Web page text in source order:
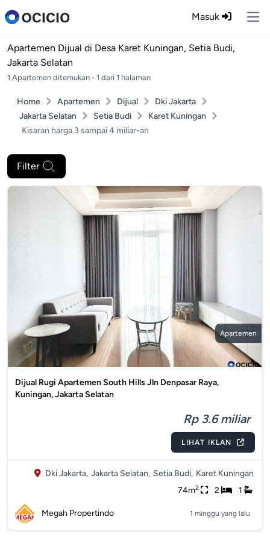
Masuk
Apartemen Dijual di Desa Karet Kuningan, Setia Budi,
Jakarta Selatan
1 Apartemen ditemukan - 1 dari 1 halaman
Home Apartemen Dijual
Dki Jakarta
Jakarta Selatan
Setia Budi
Karet Kuningan
Kisaran harga 3 sampai 4 miliar-an
Filter
Apartemen
Dijual Rugi Apartemen South Hills Jln Denpasar Raya,
Kuningan, Jakarta Selatan
Rp 3.6 miliar
LIHAT IKLAN
Dki Jakarta, Jakarta Selatan, Setia Budi, Karet Kuningan
74m2 2 1
Megah Propertindo 1 minggu yang lalu